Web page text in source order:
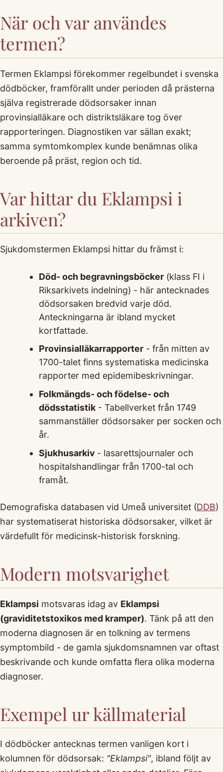
När och var användes
termen?
Termen Eklampsi förekommer regelbundet i svenska
dödböcker, framförallt under perioden då prästerna
själva registrerade dödsorsaker innan
provinsialläkare och distriktsläkare tog över
rapporteringen. Diagnostiken var sällan exakt;
samma symtomkomplex kunde benämnas olika
beroende på präst, region och tid.
Var hittar du Eklampsi i
arkiven?
Sjukdomstermen Eklampsi hittar du främst i:
Död- och begravningsböcker(klass FI i
Riksarkivets indelning) - här antecknades
dödsorsaken bredvid varje död.
Anteckningarna är ibland mycket
kortfattade.
Provinsialläkarrapporter- från mitten av
1700-talet finns systematiska medicinska
rapporter med epidemibeskrivningar.
Folkmängds- och födelse- och
dödsstatistik- Tabellverket från 1749
sammanställer dödsorsaker per socken och
år.
Sjukhusarkiv- lasarettsjournaler och
hospitalshandlingar från 1700-tal och
framåt.
Demografiska databasen vid Umeå universitet (DDB)
har systematiserat historiska dödsorsaker, vilket är
värdefullt för medicinsk-historisk forskning.
Modern motsvarighet
Eklampsi motsvaras idag av Eklampsi
(graviditetstoxikos med kramper). Tänk på att den
moderna diagnosen är en tolkning av termens
symptombild - de gamla sjukdomsnamnen var oftast
beskrivande och kunde omfatta flera olika moderna
diagnoser.
Exempel ur källmaterial
I dödböcker antecknas termen vanligen kort i
kolumnen för dödsorsak: "Eklampsi", ibland följt av